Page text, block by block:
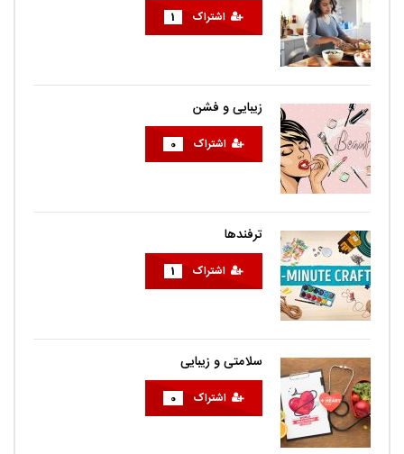
اشتراک 1
زیبایی و فشن
اشتراک 0
ترفندها
اشتراک 1
سلامتی و زیبایی
اشتراک 0